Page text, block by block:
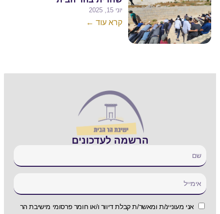
יוני 15, 2025
קרא עוד ←
הרשמה לעדכונים
אני מעוניינ/ת ומאשר/ת קבלת דיוור ו/או חומר פרסומי מישיבת הר